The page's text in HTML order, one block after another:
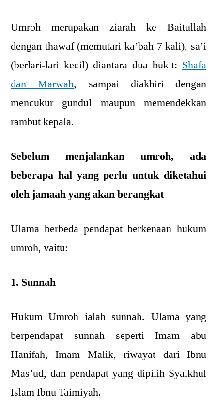
Umroh merupakan ziarah ke Baitullah
dengan thawaf (memutari ka’bah 7 kali), sa’i
(berlari-lari kecil) diantara dua bukit: Shafa
dan Marwah, sampai diakhiri dengan
mencukur gundul maupun memendekkan
rambut kepala.
Sebelum menjalankan umroh, ada
beberapa hal yang perlu untuk diketahui
oleh jamaah yang akan berangkat
Ulama berbeda pendapat berkenaan hukum
umroh, yaitu:
1. Sunnah
Hukum Umroh ialah sunnah. Ulama yang
berpendapat sunnah seperti Imam abu
Hanifah, Imam Malik, riwayat dari Ibnu
Mas’ud, dan pendapat yang dipilih Syaikhul
Islam Ibnu Taimiyah.